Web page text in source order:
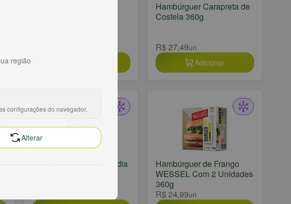
Hambúrguer Carapreta de
Costela 360g
R$ 27,49un
Adicionar
Hambúrguer Bovino Sadia
Hambúrguer de Frango
WESSEL Com 2 Unidades
360g
R$ 24,99un
região
configurações do navegador.
Alterar